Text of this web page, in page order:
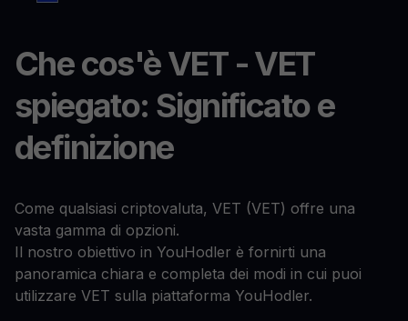
Che cos'è VET - VET
spiegato: Significato e
definizione
Come qualsiasi criptovaluta, VET (VET) offre una
vasta gamma di opzioni.
Il nostro obiettivo in YouHodler è fornirti una
panoramica chiara e completa dei modi in cui puoi
utilizzare VET sulla piattaforma YouHodler.